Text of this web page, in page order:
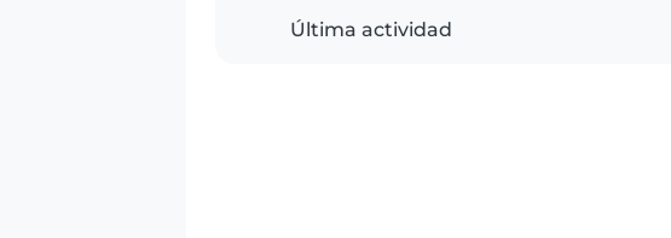
Última actividad